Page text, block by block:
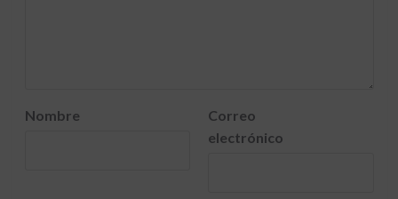
Nombre
Correo
electrónico